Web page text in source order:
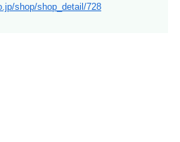
shop/shop_detail/728